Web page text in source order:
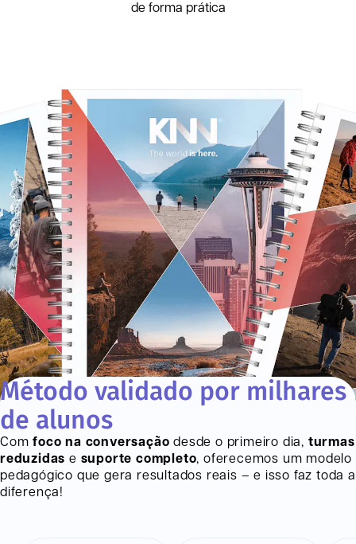
de forma prática
Método validado por milhares
de alunos
Comfoco na conversação desde o primeiro dia, turmas
reduzidas e suporte completo, oferecemos um modelo
pedagógico que gera resultados reais – e isso faz toda a
diferença!